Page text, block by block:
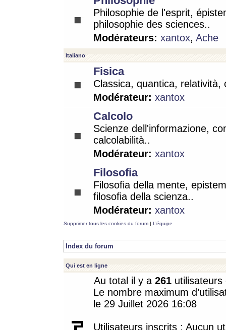
Philosophie de l'esprit,
philosophie des sciences..
Modérateurs: xantox, Ache
Italiano
Fisica
Classica, quantica, relatività,
Modérateur: xantox
Calcolo
Scienze dell'informazione,
calcolabilità..
Modérateur: xantox
Filosofia
Filosofia della mente,
filosofia della scienza..
Modérateur: xantox
Supprimer tous les cookies du forum | L’équipe
Index du forum
Qui est en ligne
Au total il y a 261
Le nombre maximum
le 29 Juillet 2026 16:08
Utilisateurs inscrits : Aucun